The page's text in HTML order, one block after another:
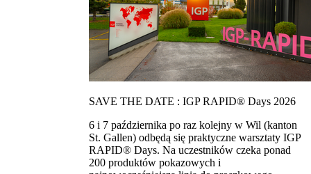
SAVE THE DATE : IGP RAPID® Days 2026
6 i 7 października po raz kolejny w Wil (kanton
St. Gallen) odbędą się praktyczne warsztaty IGP
RAPID® Days. Na uczestników czeka ponad
200 produktów pokazowych i